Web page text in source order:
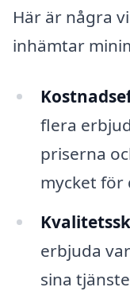
Här är några
inhämtar
flera
priserna
mycket
erbjuda
sina